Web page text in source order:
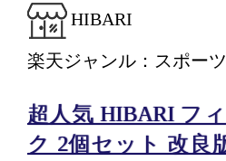
HIBARI
楽天ジャンル：スポー
超人気 HIBARI フ
ク 2個セット 改良